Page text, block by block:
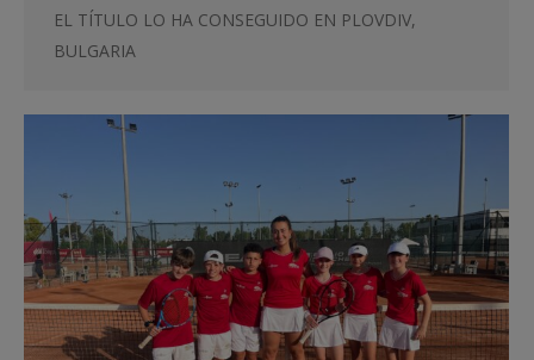
EL TÍTULO LO HA CONSEGUIDO EN PLOVDIV,
BULGARIA